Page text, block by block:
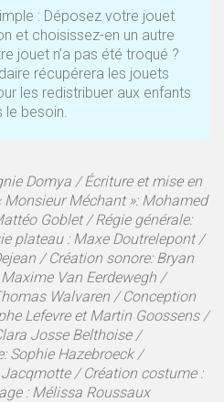
: Déposez votre jouet
et choisissez-en un autre
jouet n’a pas été troqué ?
récupérera les jouets
les redistribuer aux enfants
le besoin.
Domya / Écriture et mise en
Méchant »: Mohamed
Goblet / Régie générale:
plateau : Maxe Doutrelepont /
/ Création sonore: Bryan
Van Eerdewegh /
Walvaren / Conception
Lefevre et Martin Goossens /
Josse Belthoise /
Sophie Hazebroeck /
/ Création costume :
: Mélissa Roussaux